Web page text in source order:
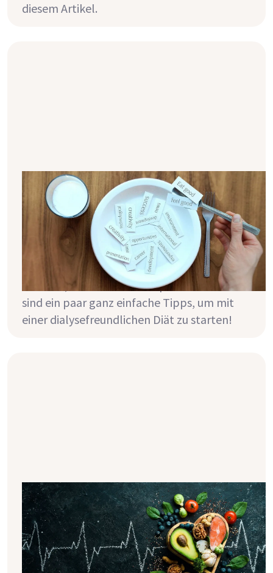
diesem Artikel.
7 Tipps für eine dialysefreundliche
Diät
Ernährung und Dialyse sind besonders
anfangs nicht die besten Freunde. Plötzlich
musst du auf vieles achten, manche Sachen
reduzieren, andere wiederum vermehrt zu dir
nehmen, um etwas zu kompensieren. Hier
sind ein paar ganz einfache Tipps, um mit
einer dialysefreundlichen Diät zu starten!
Was ist der Phosphor-Eiweiß-
Quotient und wieso ist er bei Dialyse
wichtig?
Vielen Dialysepatienten wird empfohlen,
sich phosphatarm und gleichzeitig